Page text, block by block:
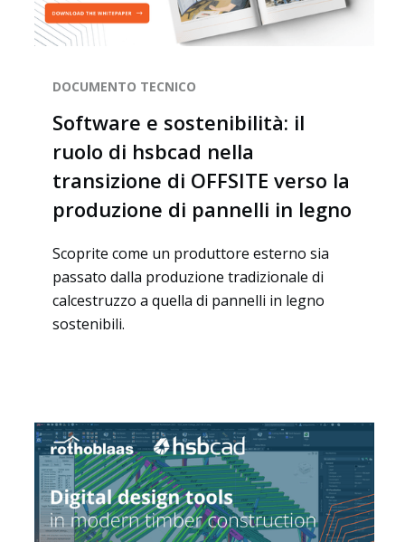
EN
DOCUMENTO TECNICO
Software e sostenibilità: il
ruolo di hsbcad nella
transizione di OFFSITE verso la
produzione di pannelli in legno
Scoprite come un produttore esterno sia
passato dalla produzione tradizionale di
calcestruzzo a quella di pannelli in legno
sostenibili.